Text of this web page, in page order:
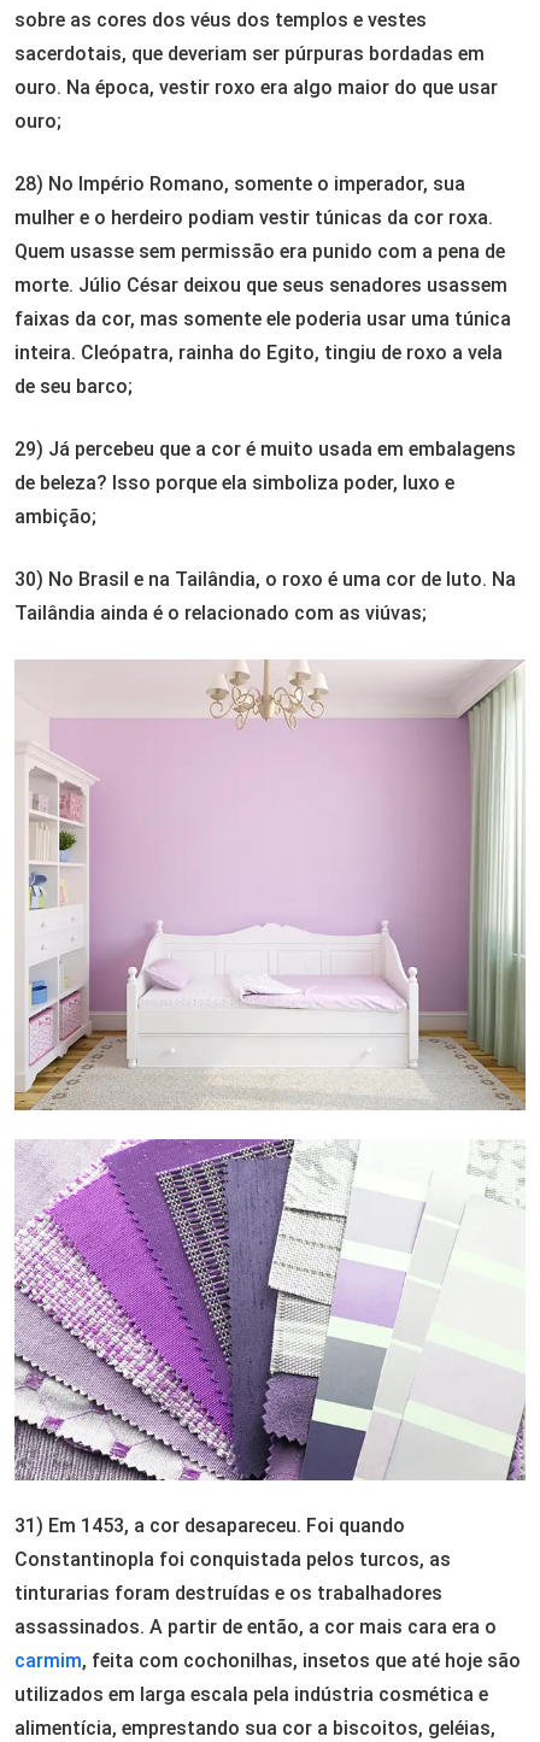
sobre as cores dos véus dos templos e vestes
sacerdotais, que deveriam ser púrpuras bordadas em
ouro. Na época, vestir roxo era algo maior do que usar
ouro;
28) No Império Romano, somente o imperador, sua
mulher e o herdeiro podiam vestir túnicas da cor roxa.
Quem usasse sem permissão era punido com a pena de
morte. Júlio César deixou que seus senadores usassem
faixas da cor, mas somente ele poderia usar uma túnica
inteira. Cleópatra, rainha do Egito, tingiu de roxo a vela
de seu barco;
29) Já percebeu que a cor é muito usada em embalagens
de beleza? Isso porque ela simboliza poder, luxo e
ambição;
30) No Brasil e na Tailândia, o roxo é uma cor de luto. Na
Tailândia ainda é o relacionado com as viúvas;
31) Em 1453, a cor desapareceu. Foi quando
Constantinopla foi conquistada pelos turcos, as
tinturarias foram destruídas e os trabalhadores
assassinados. A partir de então, a cor mais cara era o
carmim, feita com cochonilhas, insetos que até hoje são
utilizados em larga escala pela indústria cosmética e
alimentícia, emprestando sua cor a biscoitos, geléias,